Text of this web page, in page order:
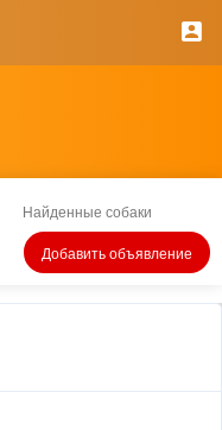
Найденные собаки
Добавить объявление